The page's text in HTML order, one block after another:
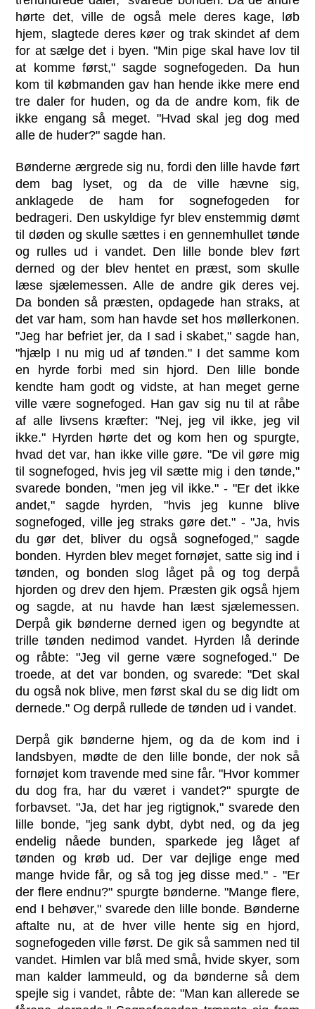
hørte det, ville de også mele deres kage, løb
hjem, slagtede deres køer og trak skindet af dem
for at sælge det i byen. "Min pige skal have lov til
at komme først," sagde sognefogeden. Da hun
kom til købmanden gav han hende ikke mere end
tre daler for huden, og da de andre kom, fik de
ikke engang så meget. "Hvad skal jeg dog med
alle de huder?" sagde han.
Bønderne ærgrede sig nu, fordi den lille havde ført
dem bag lyset, og da de ville hævne sig,
anklagede de ham for sognefogeden for
bedrageri. Den uskyldige fyr blev enstemmig dømt
til døden og skulle sættes i en gennemhullet tønde
og rulles ud i vandet. Den lille bonde blev ført
derned og der blev hentet en præst, som skulle
læse sjælemessen. Alle de andre gik deres vej.
Da bonden så præsten, opdagede han straks, at
det var ham, som han havde set hos møllerkonen.
"Jeg har befriet jer, da I sad i skabet," sagde han,
"hjælp I nu mig ud af tønden." I det samme kom
en hyrde forbi med sin hjord. Den lille bonde
kendte ham godt og vidste, at han meget gerne
ville være sognefoged. Han gav sig nu til at råbe
af alle livsens kræfter: "Nej, jeg vil ikke, jeg vil
ikke." Hyrden hørte det og kom hen og spurgte,
hvad det var, han ikke ville gøre. "De vil gøre mig
til sognefoged, hvis jeg vil sætte mig i den tønde,"
svarede bonden, "men jeg vil ikke." - "Er det ikke
andet," sagde hyrden, "hvis jeg kunne blive
sognefoged, ville jeg straks gøre det." - "Ja, hvis
du gør det, bliver du også sognefoged," sagde
bonden. Hyrden blev meget fornøjet, satte sig ind i
tønden, og bonden slog låget på og tog derpå
hjorden og drev den hjem. Præsten gik også hjem
og sagde, at nu havde han læst sjælemessen.
Derpå gik bønderne derned igen og begyndte at
trille tønden nedimod vandet. Hyrden lå derinde
og råbte: "Jeg vil gerne være sognefoged." De
troede, at det var bonden, og svarede: "Det skal
du også nok blive, men først skal du se dig lidt om
dernede." Og derpå rullede de tønden ud i vandet.
Derpå gik bønderne hjem, og da de kom ind i
landsbyen, mødte de den lille bonde, der nok så
fornøjet kom travende med sine får. "Hvor kommer
du dog fra, har du været i vandet?" spurgte de
forbavset. "Ja, det har jeg rigtignok," svarede den
lille bonde, "jeg sank dybt, dybt ned, og da jeg
endelig nåede bunden, sparkede jeg låget af
tønden og krøb ud. Der var dejlige enge med
mange hvide får, og så tog jeg disse med." - "Er
der flere endnu?" spurgte bønderne. "Mange flere,
end I behøver," svarede den lille bonde. Bønderne
aftalte nu, at de hver ville hente sig en hjord,
sognefogeden ville først. De gik så sammen ned til
vandet. Himlen var blå med små, hvide skyer, som
man kalder lammeuld, og da bønderne så dem
spejle sig i vandet, råbte de: "Man kan allerede se